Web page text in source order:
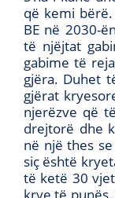
që kemi
BE në 2030-
të njëjtat
gabime të
gjëra. Duhet
gjërat
njerëzve që
drejtorë dhe
në një thes
siç është
të ketë 30
krye të